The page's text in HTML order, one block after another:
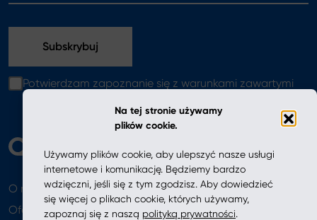
Na tej stronie używamy
plików cookie.
Używamy plików cookie, aby ulepszyć nasze usługi
internetowe i komunikację. Będziemy bardzo
wdzięczni, jeśli się z tym zgodzisz. Aby dowiedzieć
się więcej o plikach cookie, których używamy,
zapoznaj się z naszą polityką prywatności.
Potwierdzam zapoznanie się z warunkami zawartymi
O nas
Oferta
Aktualności